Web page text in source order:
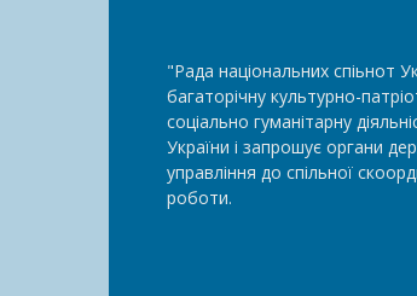
"Рада національних спіьнот
багаторічну культурно-
соціально гуманітарну
України і запрошує органи
управління до спільної
роботи.